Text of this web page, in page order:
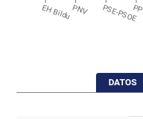
EH Bildu PNV PSE-PSOEPP
DATOS